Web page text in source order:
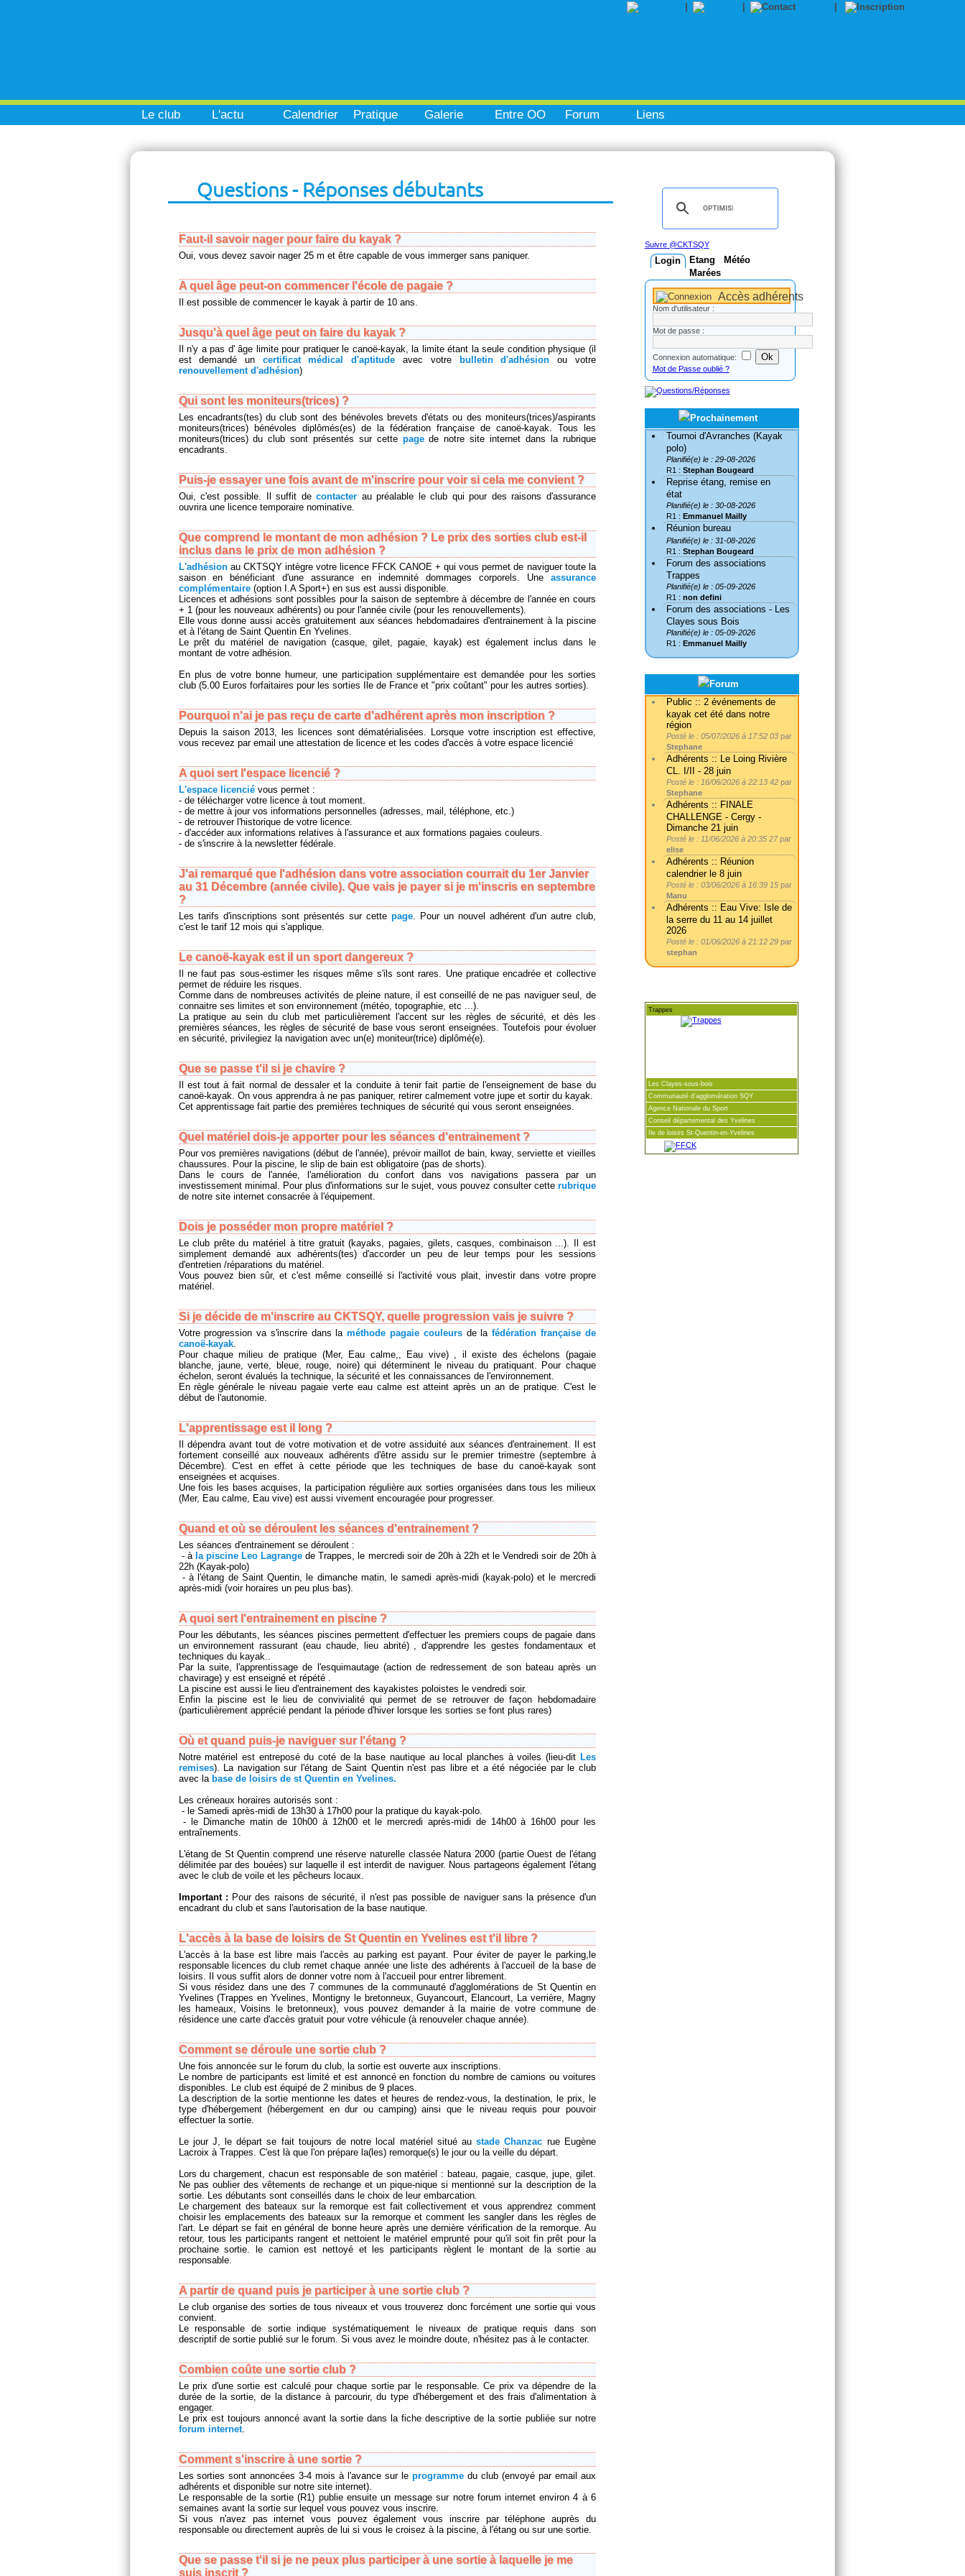
Le club L'actu Calendrier Pratique Galerie Entre OO Forum Liens
Questions - Réponses débutants
Faut-il savoir nager pour faire du kayak ?
Oui, vous devez savoir nager 25 m et être capable de vous immerger sans paniquer.
A quel âge peut-on commencer l'école de pagaie ?
Il est possible de commencer le kayak à partir de 10 ans.
Jusqu'à quel âge peut on faire du kayak ?
Il n'y a pas d' âge limite pour pratiquer le canoë-kayak, la limite étant la seule condition physique (il
est demandé un certificat médical d'aptitude avec votre bulletin d'adhésion ou votre
renouvellement d'adhésion)
Qui sont les moniteurs(trices) ?
Les encadrants(tes) du club sont des bénévoles brevets d'états ou des moniteurs(trices)/aspirants
moniteurs(trices) bénévoles diplômés(es) de la fédération française de canoë-kayak. Tous les
moniteurs(trices) du club sont présentés sur cette pagede notre site internet dans la rubrique
encadrants.
Puis-je essayer une fois avant de m'inscrire pour voir si cela me convient ?
Oui, c'est possible. Il suffit decontacter au préalable le club qui pour des raisons d'assurance
ouvrira une licence temporaire nominative.
Que comprend le montant de mon adhésion ? Le prix des sorties club est-il
inclus dans le prix de mon adhésion ?
L'adhésionau CKTSQY intègre votre licence FFCK CANOE + qui vous permet de naviguer toute la
saison en bénéficiant d'une assurance en indemnité dommages corporels. Une assurance
complémentaire(option I.A Sport+) en sus est aussi disponible.
Licences et adhésions sont possibles pour la saison de septembre à décembre de l'année en cours
+ 1 (pour les nouveaux adhérents) ou pour l'année civile (pour les renouvellements).
Elle vous donne aussi accès gratuitement aux séances hebdomadaires d'entrainement à la piscine
et à l'étang de Saint Quentin En Yvelines.
Le prêt du matériel de navigation (casque, gilet, pagaie, kayak) est également inclus dans le
montant de votre adhésion.
En plus de votre bonne humeur, une participation supplémentaire est demandée pour les sorties
club (5.00 Euros forfaitaires pour les sorties Ile de France et "prix coûtant" pour les autres sorties).
Pourquoi n'ai je pas reçu de carte d'adhérent après mon inscription ?
Depuis la saison 2013, les licences sont dématérialisées. Lorsque votre inscription est effective,
vous recevez par email une attestation de licence et les codes d'accès à votre espace licencié
A quoi sert l'espace licencié ?
L'espace licenciévous permet :
- de télécharger votre licence à tout moment.
- de mettre à jour vos informations personnelles (adresses, mail, téléphone, etc.)
- de retrouver l'historique de votre licence.
- d'accéder aux informations relatives à l'assurance et aux formations pagaies couleurs.
- de s'inscrire à la newsletter fédérale.
J'ai remarqué que l'adhésion dans votre association courrait du 1er Janvier
au 31 Décembre (année civile). Que vais je payer si je m'inscris en septembre
?
Les tarifs d'inscriptions sont présentés sur cette page. Pour un nouvel adhérent d'un autre club,
c'est le tarif 12 mois qui s'applique.
Le canoë-kayak est il un sport dangereux ?
Il ne faut pas sous-estimer les risques même s'ils sont rares. Une pratique encadrée et collective
permet de réduire les risques.
Comme dans de nombreuses activités de pleine nature, il est conseillé de ne pas naviguer seul, de
connaitre ses limites et son environnement (météo, topographie, etc ...).
La pratique au sein du club met particulièrement l'accent sur les règles de sécurité, et dès les
premières séances, les règles de sécurité de base vous seront enseignées. Toutefois pour évoluer
en sécurité, privilegiez la navigation avec un(e) moniteur(trice) diplômé(e).
Que se passe t'il si je chavire ?
Il est tout à fait normal de dessaler et la conduite à tenir fait partie de l'enseignement de base du
canoë-kayak. On vous apprendra à ne pas paniquer, retirer calmement votre jupe et sortir du kayak.
Cet apprentissage fait partie des premières techniques de sécurité qui vous seront enseignées.
Quel matériel dois-je apporter pour les séances d'entrainement ?
Pour vos premières navigations (début de l'année), prévoir maillot de bain, kway, serviette et vieilles
chaussures. Pour la piscine, le slip de bain est obligatoire (pas de shorts).
Dans le cours de l'année, l'amélioration du confort dans vos navigations passera par un
investissement minimal. Pour plus d'informations sur le sujet, vous pouvez consulter cette rubrique
de notre site internet consacrée à l'équipement.
Dois je posséder mon propre matériel ?
Le club prête du matériel à titre gratuit (kayaks, pagaies, gilets, casques, combinaison ...). Il est
simplement demandé aux adhérents(tes) d'accorder un peu de leur temps pour les sessions
d'entretien /réparations du matériel.
Vous pouvez bien sûr, et c'est même conseillé si l'activité vous plait, investir dans votre propre
matériel.
Si je décide de m'inscrire au CKTSQY, quelle progression vais je suivre ?
Votre progression va s'inscrire dans laméthode pagaie couleursde lafédération française de
canoë-kayak.
Pour chaque milieu de pratique (Mer, Eau calme,, Eau vive) , il existe des échelons (pagaie
blanche, jaune, verte, bleue, rouge, noire) qui déterminent le niveau du pratiquant. Pour chaque
échelon, seront évalués la technique, la sécurité et les connaissances de l'environnement.
En règle générale le niveau pagaie verte eau calme est atteint après un an de pratique. C'est le
début de l'autonomie.
L'apprentissage est il long ?
Il dépendra avant tout de votre motivation et de votre assiduité aux séances d'entrainement. Il est
fortement conseillé aux nouveaux adhérents d'être assidu sur le premier trimestre (septembre à
Décembre). C'est en effet à cette période que les techniques de base du canoë-kayak sont
enseignées et acquises.
Une fois les bases acquises, la participation régulière aux sorties organisées dans tous les milieux
(Mer, Eau calme, Eau vive) est aussi vivement encouragée pour progresser.
Quand et où se déroulent les séances d'entrainement ?
Les séances d'entrainement se déroulent :
- à la piscine Leo Lagrange de Trappes, le mercredi soir de 20h à 22h et le Vendredi soir de 20h à
22h (Kayak-polo)
- à l'étang de Saint Quentin, le dimanche matin, le samedi après-midi (kayak-polo) et le mercredi
après-midi (voir horaires un peu plus bas).
A quoi sert l'entrainement en piscine ?
Pour les débutants, les séances piscines permettent d'effectuer les premiers coups de pagaie dans
un environnement rassurant (eau chaude, lieu abrité) , d'apprendre les gestes fondamentaux et
techniques du kayak..
Par la suite, l'apprentissage de l'esquimautage (action de redressement de son bateau après un
chavirage) y est enseigné et répété .
La piscine est aussi le lieu d'entrainement des kayakistes poloistes le vendredi soir.
Enfin la piscine est le lieu de convivialité qui permet de se retrouver de façon hebdomadaire
(particulièrement apprécié pendant la période d'hiver lorsque les sorties se font plus rares)
Où et quand puis-je naviguer sur l'étang ?
Notre matériel est entreposé du coté de la base nautique au local planches à voiles (lieu-dit Les
remises). La navigation sur l'étang de Saint Quentin n'est pas libre et a été négociée par le club
avec la base de loisirs de st Quentin en Yvelines.
Les créneaux horaires autorisés sont :
- le Samedi après-midi de 13h30 à 17h00 pour la pratique du kayak-polo.
- le Dimanche matin de 10h00 à 12h00 et le mercredi après-midi de 14h00 à 16h00 pour les
entraînements.
L'étang de St Quentin comprend une réserve naturelle classée Natura 2000 (partie Ouest de l'étang
délimitée par des bouées) sur laquelle il est interdit de naviguer. Nous partageons également l'étang
avec le club de voile et les pêcheurs locaux.
Important : Pour des raisons de sécurité, il n'est pas possible de naviguer sans la présence d'un
encadrant du club et sans l'autorisation de la base nautique.
L'accès à la base de loisirs de St Quentin en Yvelines est t'il libre ?
L'accès à la base est libre mais l'accès au parking est payant. Pour éviter de payer le parking,le
responsable licences du club remet chaque année une liste des adhérents à l'accueil de la base de
loisirs. Il vous suffit alors de donner votre nom à l'accueil pour entrer librement.
Si vous résidez dans une des 7 communes de la communauté d'agglomérations de St Quentin en
Yvelines (Trappes en Yvelines, Montigny le bretonneux, Guyancourt, Elancourt, La verrière, Magny
les hameaux, Voisins le bretonneux), vous pouvez demander à la mairie de votre commune de
résidence une carte d'accès gratuit pour votre véhicule (à renouveler chaque année).
Comment se déroule une sortie club ?
Une fois annoncée sur le forum du club, la sortie est ouverte aux inscriptions.
Le nombre de participants est limité et est annoncé en fonction du nombre de camions ou voitures
disponibles. Le club est équipé de 2 minibus de 9 places.
La description de la sortie mentionne les dates et heures de rendez-vous, la destination, le prix, le
type d'hébergement (hébergement en dur ou camping) ainsi que le niveau requis pour pouvoir
effectuer la sortie.
Le jour J, le départ se fait toujours de notre local matériel situé austade Chanzac rue Eugène
Lacroix à Trappes. C'est là que l'on prépare la(les) remorque(s) le jour ou la veille du départ.
Lors du chargement, chacun est responsable de son matériel : bateau, pagaie, casque, jupe, gilet.
Ne pas oublier des vêtements de rechange et un pique-nique si mentionné sur la description de la
sortie. Les débutants sont conseillés dans le choix de leur embarcation.
Le chargement des bateaux sur la remorque est fait collectivement et vous apprendrez comment
choisir les emplacements des bateaux sur la remorque et comment les sangler dans les règles de
l'art. Le départ se fait en général de bonne heure après une dernière vérification de la remorque. Au
retour, tous les participants rangent et nettoient le matériel emprunté pour qu'il soit fin prêt pour la
prochaine sortie. le camion est nettoyé et les participants règlent le montant de la sortie au
responsable.
A partir de quand puis je participer à une sortie club ?
Le club organise des sorties de tous niveaux et vous trouverez donc forcément une sortie qui vous
convient.
Le responsable de sortie indique systématiquement le niveaux de pratique requis dans son
descriptif de sortie publié sur le forum. Si vous avez le moindre doute, n'hésitez pas à le contacter.
Combien coûte une sortie club ?
Le prix d'une sortie est calculé pour chaque sortie par le responsable. Ce prix va dépendre de la
durée de la sortie, de la distance à parcourir, du type d'hébergement et des frais d'alimentation à
engager.
Le prix est toujours annoncé avant la sortie dans la fiche descriptive de la sortie publiée sur notre
forum internet.
Comment s'inscrire à une sortie ?
Les sorties sont annoncées 3-4 mois à l'avance sur leprogramme du club (envoyé par email aux
adhérents et disponible sur notre site internet).
Le responsable de la sortie (R1) publie ensuite un message sur notre forum internet environ 4 à 6
semaines avant la sortie sur lequel vous pouvez vous inscrire.
Si vous n'avez pas internet vous pouvez également vous inscrire par téléphone auprès du
responsable ou directement auprès de lui si vous le croisez à la piscine, à l'étang ou sur une sortie.
Que se passe t'il si je ne peux plus participer à une sortie à laquelle je me
suis inscrit ?
Suivre @CKTSQY
Login Etang
Météo
Marées
Accès adhérents
Nom d'utilisateur :
Mot de passe :
Connexion automatique:
Mot de Passe oublié ?
Tournoi d'Avranches (Kayak
polo)
Planifié(e) le : 29-08-2026
R1 : Stephan Bougeard
Reprise étang, remise en
état
Planifié(e) le : 30-08-2026
R1 : Emmanuel Mailly
Réunion bureau
Planifié(e) le : 31-08-2026
R1 : Stephan Bougeard
Forum des associations
Trappes
Planifié(e) le : 05-09-2026
R1 : non defini
Forum des associations - Les
Clayes sous Bois
Planifié(e) le : 05-09-2026
R1 : Emmanuel Mailly
Public :: 2 événements de
kayak cet été dans notre
région
Posté le : 05/07/2026 à 17:52 03 par
Stephane
Adhérents :: Le Loing Rivière
CL. I/II - 28 juin
Posté le : 16/06/2026 à 22:13 42 par
Stephane
Adhérents :: FINALE
CHALLENGE - Cergy -
Dimanche 21 juin
Posté le : 11/06/2026 à 20:35 27par
elise
Adhérents :: Réunion
calendrier le 8 juin
Posté le : 03/06/2026 à 16:39 15 par
Manu
Adhérents :: Eau Vive: Isle de
la serre du 11 au 14 juillet
2026
Posté le : 01/06/2026 à 21:12 29 par
stephan
Trappes
Les Clayes-sous-bois
Communauté d'agglomération SQY
Agence Nationale du Sport
Conseil départemental des Yvelines
Ile de loisirs St-Quentin-en-Yvelines